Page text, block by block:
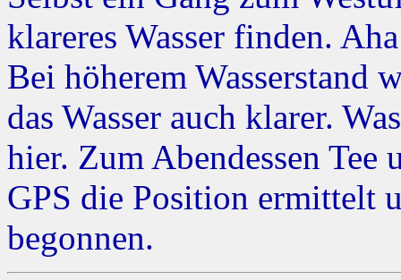
klareres Wasser finden.
Bei höherem Wasserstand
das Wasser auch klarer.
hier. Zum Abendessen
GPS die Position ermittelt
begonnen.